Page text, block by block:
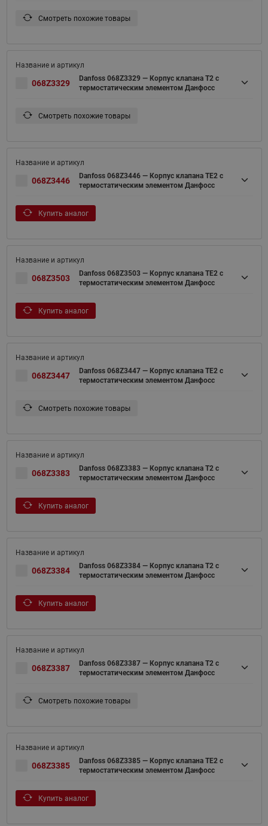
Смотреть похожие товары
068Z3329
Danfoss 068Z3329 — Корпус клапана T2 с
термостатическим элементом Данфосс
Смотреть похожие товары
068Z3446
Danfoss 068Z3446 — Корпус клапана TE2 с
термостатическим элементом Данфосс
Купить аналог
068Z3503
Danfoss 068Z3503 — Корпус клапана TE2 с
термостатическим элементом Данфосс
Купить аналог
068Z3447
Danfoss 068Z3447 — Корпус клапана TE2 с
термостатическим элементом Данфосс
Смотреть похожие товары
068Z3383
Danfoss 068Z3383 — Корпус клапана T2 с
термостатическим элементом Данфосс
Купить аналог
068Z3384
Danfoss 068Z3384 — Корпус клапана T2 с
термостатическим элементом Данфосс
Купить аналог
068Z3387
Danfoss 068Z3387 — Корпус клапана T2 с
термостатическим элементом Данфосс
Смотреть похожие товары
068Z3385
Danfoss 068Z3385 — Корпус клапана TE2 с
термостатическим элементом Данфосс
Купить аналог